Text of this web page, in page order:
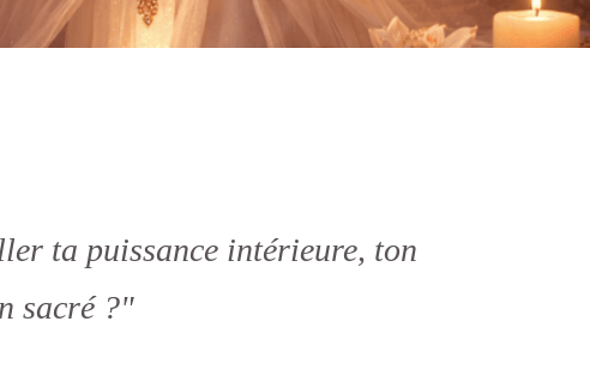
ta puissance intérieure, ton
sacré ?"